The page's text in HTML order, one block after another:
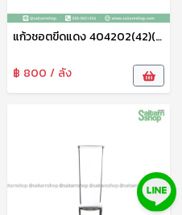
แก้วชอตขีดแดง 404202(42)(45 ml)ไม่กล่องใน
฿ 800 / ลัง